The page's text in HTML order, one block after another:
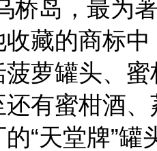
桥岛，最为
藏的商标
萝罐头、
还有蜜柑酒
“天堂牌”